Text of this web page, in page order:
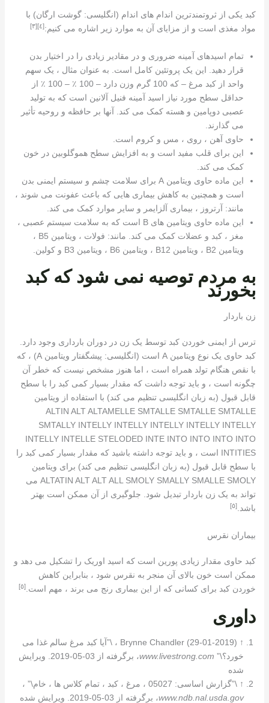
کبد یکی از ثروتمندترین اندام های اندام (انگلیسی: گوشت ارگان) با
مواد مغذی است و از مزایای آن به موارد زیر اشاره می کنیم:[٤] [٣]
تمام اسیدهای آمینه ضروری و در مقادیر زیادی را در اختیار بدن
قرار دهید. این یک پروتئین کامل است. به عنوان مثال ، یک سهم
واحد از کبد مرغ – که 100 گرم وزن دارد – 100 ٪ – 100 ٪ از
حداقل سطح مورد نیاز اسید آمینه فنیل آلانین است که به تولید
عصبی دوپامین و هسته کمک می کند. آنها بر حافظه و روحیه تأثیر
می گذارند.
حاوی آهن ، روی ، مس و کروم است.
این برای قلب مفید است و به افزایش سطح هموگلوبین در خون
کمک می کند.
این ماده حاوی ویتامین A برای سلامت چشم و سیستم ایمنی بدن
است و همچنین به کاهش بیماری هایی که باعث عفونت می شوند ،
مانند: آرتروز ، بیماری آلزایمر و سایر موارد کمک می کند.
این ماده حاوی ویتامین های B است که به سلامت سیستم عصبی ،
مغز ، کبد و عضلات کمک می کند. مانند: فولات ، ویتامین B5 ،
ویتامین B2 ، ویتامین B12 ، ویتامین B6 ، ویتامین B3 و کولین.
به مردم توصیه نمی شود که کبد
بخورند
زن باردار
ترس از ایمنی خوردن کبد توسط یک زن در دوران بارداری وجود دارد.
کبد حاوی یک نوع ویتامین A است (انگلیسی: پیشگفتار ویتامین A) ، که
با نقص هنگام تولد همراه است ، اما هنوز مشخص نیست که خطر آن
چگونه است ، و باید توجه داشت که مقدار بسیار کمی کبد را با سطح
قابل قبول (به زبان انگلیسی تنظیم می کند) با استفاده از ویتامین
ALTIN ​​ALT ALTAMELLE SMTALLE SMTALLE SMTALLE
SMTALLY INTELLY INTELLY INTELLY INTELLY INTELLY
INTELLY INTELLE STELODED INTE INTO INTO INTO INTO
INTITIES است ، و باید توجه داشته باشید که مقدار بسیار کمی کبد را
با سطح قابل قبول (به زبان انگلیسی تنظیم می کند) برای ویتامین
ALTATIN ALT ALT ALL SMOLY SMALLY SMALLE SMOLY می
تواند به یک زن باردار تبدیل شود. جلوگیری از آن ممکن است بهتر
باشد. [٥]
بیماران نقرس
کبد حاوی مقدار زیادی پورین است که اسید اوریک را تشکیل می دهد و
ممکن است خون بالای آن منجر به نقرس شود ، بنابراین کاهش
خوردن کبد برای کسانی که از این بیماری رنج می برند ، مهم است.[٥]
داوری
↑
Brynne Chandler (29-01-2019) ، \”آیا کبد مرغ سالم غذا می
خورد؟\” www.livestrong.com
، برگرفته از 03-05-2019. ویرایش
شده
↑ \”گزارش اساسی: 05027 ، مرغ ، کبد ، تمام کلاس ها ، خام\” ،
www.ndb.nal.usda.gov، برگرفته از 03-05-2019. ویرایش شده